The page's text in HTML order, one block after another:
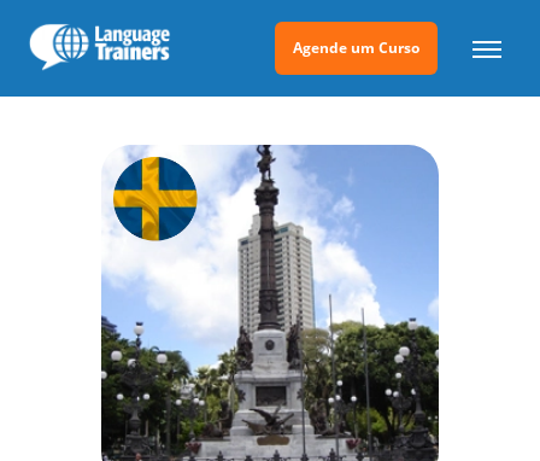
Agende um Curso